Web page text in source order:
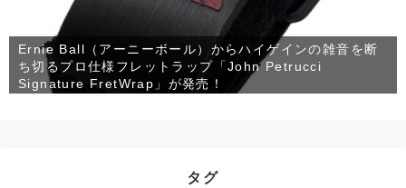
Ernie Ball（アーニーボール）からハイゲインの雑音を断
ち切るプロ仕様フレットラップ「John Petrucci
Signature FretWrap」が発売！
タグ